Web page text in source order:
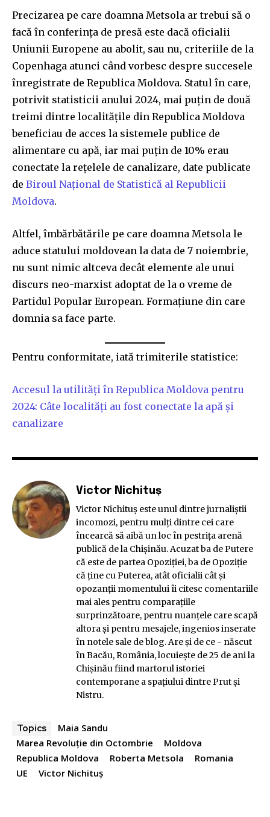
Precizarea pe care doamna Metsola ar trebui să o
facă în conferința de presă este dacă oficialii
Uniunii Europene au abolit, sau nu, criteriile de la
Copenhaga atunci când vorbesc despre succesele
înregistrate de Republica Moldova. Statul în care,
potrivit statisticii anului 2024, mai puțin de două
treimi dintre localitățile din Republica Moldova
beneficiau de acces la sistemele publice de
alimentare cu apă, iar mai puțin de 10% erau
conectate la rețelele de canalizare, date publicate
de Biroul Național de Statistică al Republicii
Moldova.
Altfel, îmbărbătările pe care doamna Metsola le
aduce statului moldovean la data de 7 noiembrie,
nu sunt nimic altceva decât elemente ale unui
discurs neo-marxist adoptat de la o vreme de
Partidul Popular European. Formațiune din care
domnia sa face parte.
Pentru conformitate, iată trimiterile statistice:
Accesul la utilități în Republica Moldova pentru
2024: Câte localități au fost conectate la apă și
canalizare
Victor Nichituș
Victor Nichituş este unul dintre jurnaliştii
incomozi, pentru mulţi dintre cei care
încearcă să aibă un loc în pestriţa arenă
publică de la Chişinău. Acuzat ba de Putere
că este de partea Opoziției, ba de Opoziție
că ține cu Puterea, atât oficialii cât şi
opozanţii momentului îi citesc comentariile
mai ales pentru comparaţiile
surprinzătoare, pentru nuanţele care scapă
altora şi pentru mesajele, ingenios inserate
în notele sale de blog. Are și de ce - născut
în Bacău, România, locuiește de 25 de ani la
Chișinău fiind martorul istoriei
contemporane a spațiului dintre Prut și
Nistru.
Topics
Maia Sandu
Marea Revoluție din Octombrie
Moldova
Republica Moldova
Roberta Metsola
Romania
UE
Victor Nichituș